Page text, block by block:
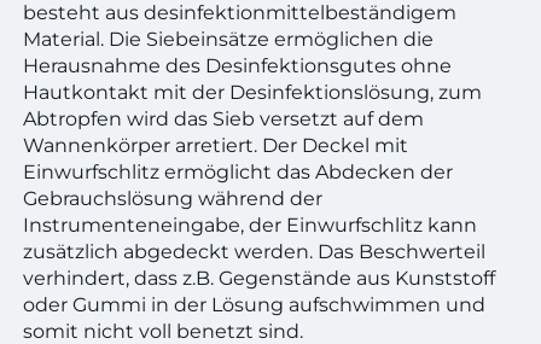
besteht aus desinfektionmittelbeständigem
Material. Die Siebeinsätze ermöglichen die
Herausnahme des Desinfektionsgutes ohne
Hautkontakt mit der Desinfektionslösung, zum
Abtropfen wird das Sieb versetzt auf dem
Wannenkörper arretiert. Der Deckel mit
Einwurfschlitz ermöglicht das Abdecken der
Gebrauchslösung während der
Instrumenteneingabe, der Einwurfschlitz kann
zusätzlich abgedeckt werden. Das Beschwerteil
verhindert, dass z.B. Gegenstände aus Kunststoff
oder Gummi in der Lösung aufschwimmen und
somit nicht voll benetzt sind.